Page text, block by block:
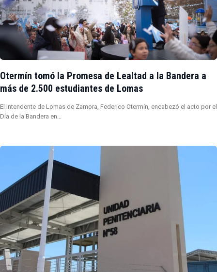
Otermín tomó la Promesa de Lealtad a la Bandera a
más de 2.500 estudiantes de Lomas
El intendente de Lomas de Zamora, Federico Otermín, encabezó el acto por el
Día de la Bandera en…